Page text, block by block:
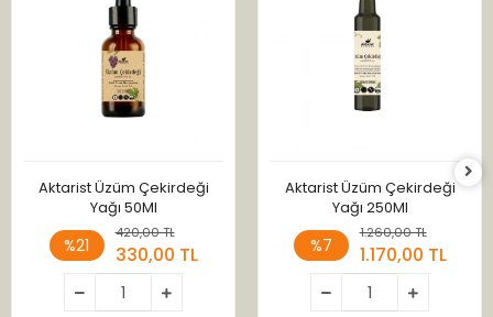
Aktarist Üzüm Çekirdeği
Yağı 50Ml
%21
420,00 TL
330,00 TL
Aktarist Üzüm Çekirdeği
Yağı 250Ml
%7
1.260,00 TL
1.170,00 TL